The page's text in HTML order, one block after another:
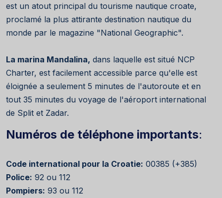
est un atout principal du tourisme nautique croate,
proclamé la plus attirante destination nautique du
monde par le magazine "National Geographic".
La marina Mandalina, dans laquelle est situé NCP
Charter, est facilement accessible parce qu'elle est
éloignée a seulement 5 minutes de l'autoroute et en
tout 35 minutes du voyage de l'aéroport international
de Split et Zadar.
Numéros de téléphone importants:
Code international pour la Croatie: 00385 (+385)
Police: 92 ou 112
Pompiers: 93 ou 112